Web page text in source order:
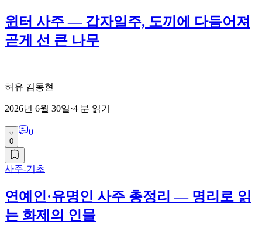
윈터 사주 — 갑자일주, 도끼에 다듬어져
곧게 선 큰 나무
허유 김동현
2026년 6월 30일·4 분 읽기
0
0
사주-기초
연예인·유명인 사주 총정리 — 명리로 읽
는 화제의 인물